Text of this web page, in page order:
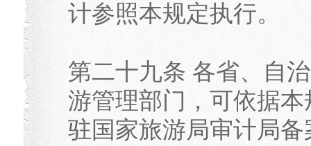
计参照本规定执行。
第二十九条 各省、自
游管理部门，可依据
驻国家旅游局审计局备